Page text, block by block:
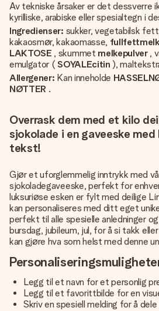
Av tekniske årsaker er det dessverre
kyrilliske, arabiske eller spesialtegn i
Ingredienser: sukker, vegetabilsk
kakaosmør, kakaomasse, fullfettmelk
LAKTOSE , skummet melkepulver,
emulgator (SOYALEcitin ),
Allergener: Kan inneholde
NØTTER .
Overrask dem med et kilo
sjokolade i en gaveeske med
tekst!
Gjør et uforglemmelig inntrykk med
sjokoladegaveeske, perfekt for
luksuriøse esken er fylt med deilige
kan personaliseres med ditt eget
perfekt til alle spesielle anledninger
bursdag, jubileum, jul, for å si takk
kan gjøre hva som helst med denne
Legg til et navn for et personlig
Legg til et favorittbilde for en
Skriv en spesiell melding for å